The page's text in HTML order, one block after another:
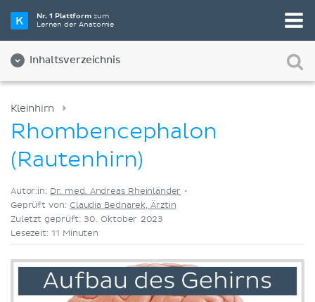
Nr. 1 Plattformzum
Lernen der Anatomie
Inhaltsverzeichnis
Wähle die beste Lernmethode für dich
Videos
Kleinhirn
Rhombencephalon
(Rautenhirn)
Autor:in: Dr. med. Andreas Rheinländer •
Geprüft von:Claudia Bednarek, Ärztin
Zuletzt geprüft: 30. Oktober 2023
Lesezeit: 11 Minuten